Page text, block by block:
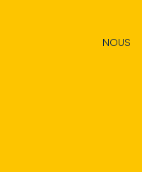
NOUS